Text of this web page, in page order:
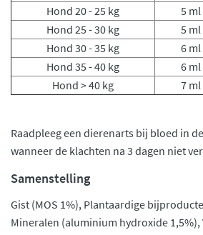
Hond 20 - 25 kg
5 ml
Hond 25 - 30 kg
5 ml
Hond 30 - 35 kg
6 ml
Hond 35 - 40 kg
6 ml
Hond > 40 kg
7 ml
Raadpleeg een dierenarts bij bloed in
wanneer de klachten na 3 dagen niet
Samenstelling
Gist (MOS 1%), Plantaardige
Mineralen (aluminium hydroxide 1,5%),